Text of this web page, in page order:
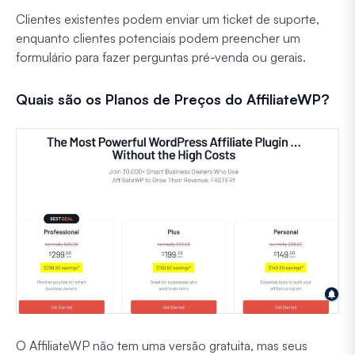
Clientes existentes podem enviar um ticket de suporte,
enquanto clientes potenciais podem preencher um
formulário para fazer perguntas pré-venda ou gerais.
Quais são os Planos de Preços do AffiliateWP?
O AffiliateWP não tem uma versão gratuita, mas seus